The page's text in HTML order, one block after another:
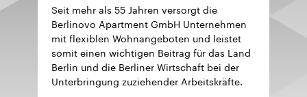
Seit mehr als 55 Jahren versorgt die
Berlinovo Apartment GmbH Unternehmen
mit flexiblen Wohnangeboten und leistet
somit einen wichtigen Beitrag für das Land
Berlin und die Berliner Wirtschaft bei der
Unterbringung zuziehender Arbeitskräfte.